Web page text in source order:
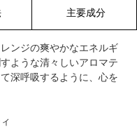
主要成分
ンジの爽やかなエネルギ
ような清々しいアロマテ
深呼吸するように、心を